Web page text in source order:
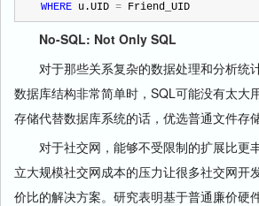
WHERE u.UID = Friend_UID
No-SQL: Not Only SQL
对于那些关系复杂的数据处理和分析统
数据库结构非常简单时，SQL可能没有太大
存储代替数据库系统的话，优选普通文件存储
对于社交网，能够不受限制的扩展比更
立大规模社交网成本的压力让很多社交网开
价比的解决方案。研究表明基于普通廉价硬